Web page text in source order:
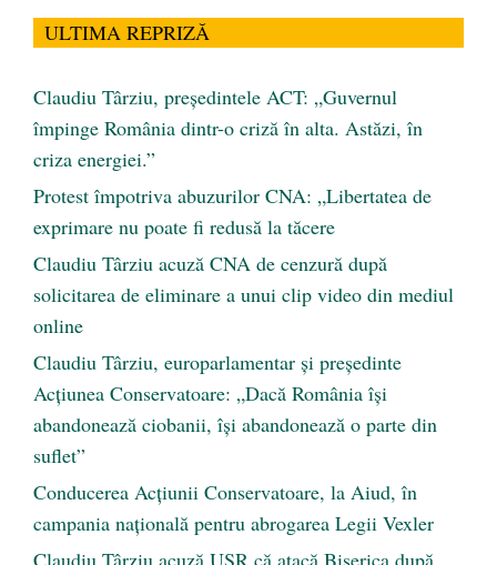
ULTIMA REPRIZĂ
Claudiu Târziu, președintele ACT: „Guvernul
împinge România dintr-o criză în alta. Astăzi, în
criza energiei.”
Protest împotriva abuzurilor CNA: „Libertatea de
exprimare nu poate fi redusă la tăcere
Claudiu Târziu acuză CNA de cenzură după
solicitarea de eliminare a unui clip video din mediul
online
Claudiu Târziu, europarlamentar și președinte
Acțiunea Conservatoare: „Dacă România își
abandonează ciobanii, își abandonează o parte din
suflet”
Conducerea Acțiunii Conservatoare, la Aiud, în
campania națională pentru abrogarea Legii Vexler
Claudiu Târziu acuză USR că atacă Biserica după